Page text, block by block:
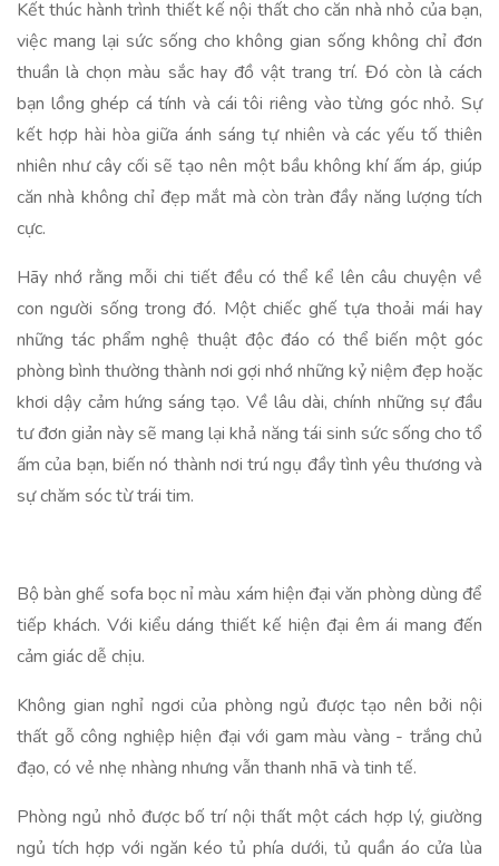
Kết thúc hành trình thiết kế nội thất cho căn nhà nhỏ của bạn,
việc mang lại sức sống cho không gian sống không chỉ đơn
thuần là chọn màu sắc hay đồ vật trang trí. Đó còn là cách
bạn lồng ghép cá tính và cái tôi riêng vào từng góc nhỏ. Sự
kết hợp hài hòa giữa ánh sáng tự nhiên và các yếu tố thiên
nhiên như cây cối sẽ tạo nên một bầu không khí ấm áp, giúp
căn nhà không chỉ đẹp mắt mà còn tràn đầy năng lượng tích
cực.
Hãy nhớ rằng mỗi chi tiết đều có thể kể lên câu chuyện về
con người sống trong đó. Một chiếc ghế tựa thoải mái hay
những tác phẩm nghệ thuật độc đáo có thể biến một góc
phòng bình thường thành nơi gợi nhớ những kỷ niệm đẹp hoặc
khơi dậy cảm hứng sáng tạo. Về lâu dài, chính những sự đầu
tư đơn giản này sẽ mang lại khả năng tái sinh sức sống cho tổ
ấm của bạn, biến nó thành nơi trú ngụ đầy tình yêu thương và
sự chăm sóc từ trái tim.
Bộ bàn ghế sofa bọc nỉ màu xám hiện đại văn phòng dùng để
tiếp khách. Với kiểu dáng thiết kế hiện đại êm ái mang đến
cảm giác dễ chịu.
Không gian nghỉ ngơi của phòng ngủ được tạo nên bởi nội
thất gỗ công nghiệp hiện đại với gam màu vàng - trắng chủ
đạo, có vẻ nhẹ nhàng nhưng vẫn thanh nhã và tinh tế.
Phòng ngủ nhỏ được bố trí nội thất một cách hợp lý, giường
ngủ tích hợp với ngăn kéo tủ phía dưới, tủ quần áo cửa lùa